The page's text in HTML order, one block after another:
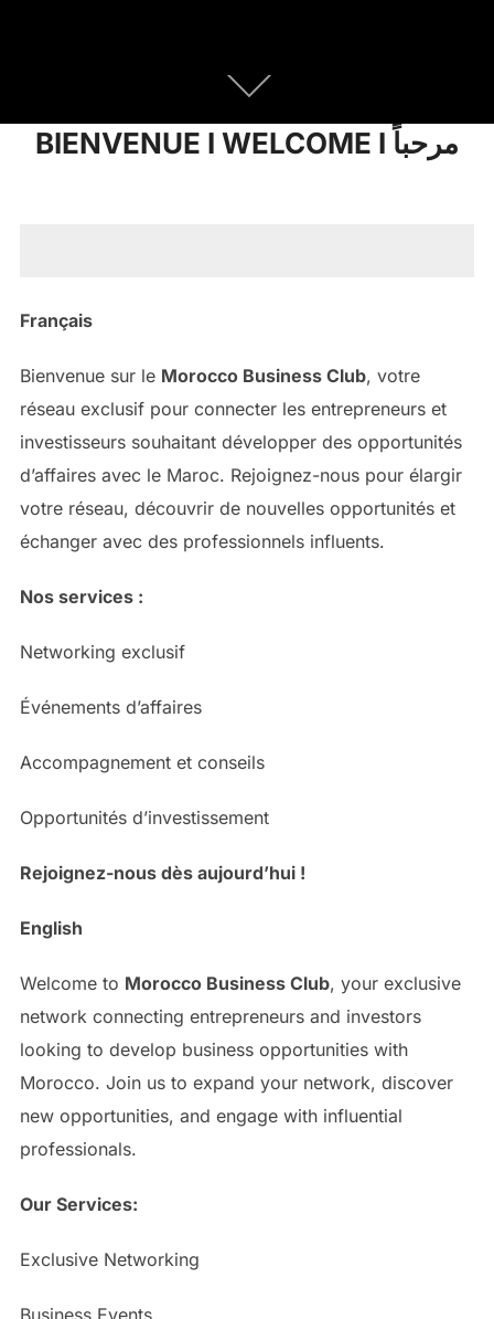
Descendre
au
contenu
BIENVENUE I WELCOME I مرحباً
Français
Bienvenue sur le Morocco Business Club, votre
réseau exclusif pour connecter les entrepreneurs et
investisseurs souhaitant développer des opportunités
d’affaires avec le Maroc. Rejoignez-nous pour élargir
votre réseau, découvrir de nouvelles opportunités et
échanger avec des professionnels influents.
Nos services :
Networking exclusif
Événements d’affaires
Accompagnement et conseils
Opportunités d’investissement
Rejoignez-nous dès aujourd’hui !
English
Welcome to Morocco Business Club, your exclusive
network connecting entrepreneurs and investors
looking to develop business opportunities with
Morocco. Join us to expand your network, discover
new opportunities, and engage with influential
professionals.
Our Services:
Exclusive Networking
Business Events